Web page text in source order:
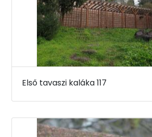
Első tavaszi kaláka 117